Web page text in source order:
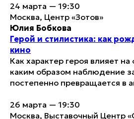
24 марта — 19:30
Москва, Центр «Зотов»
Юлия Бобкова
Герой и стилистика: как
кино
Как характер героя влияет
каким образом наблюдение
постепенно превращается в
26 марта — 19:30
Москва, Выставочный Центр